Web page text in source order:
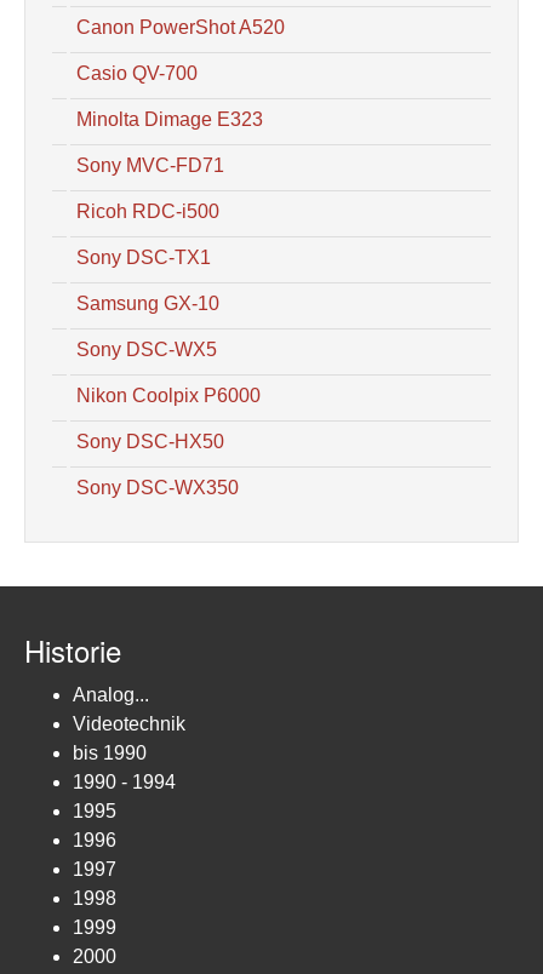
Canon PowerShot A520
Casio QV-700
Minolta Dimage E323
Sony MVC-FD71
Ricoh RDC-i500
Sony DSC-TX1
Samsung GX-10
Sony DSC-WX5
Nikon Coolpix P6000
Sony DSC-HX50
Sony DSC-WX350
Historie
Analog...
Videotechnik
bis 1990
1990 - 1994
1995
1996
1997
1998
1999
2000